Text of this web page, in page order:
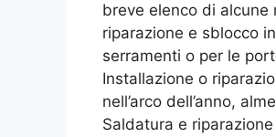
breve elenco di alcune
riparazione e sblocco
serramenti o per le
Installazione o
nell’arco dell’anno,
Saldatura e